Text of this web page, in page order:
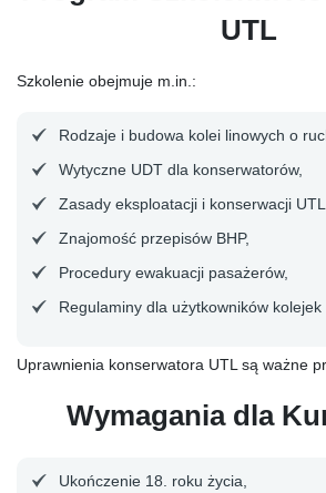
UTL
Szkolenie obejmuje m.in.:
Rodzaje i budowa kolei linowych o
Wytyczne UDT dla konserwatorów,
Zasady eksploatacji i konserwacji UTL,
Znajomość przepisów BHP,
Procedury ewakuacji pasażerów,
Regulaminy dla użytkowników kolejek
Uprawnienia konserwatora UTL są ważne
Wymagania dla
Ukończenie 18. roku życia,